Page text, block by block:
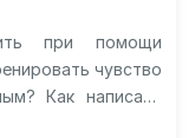
при помощи
чувство
Как написать